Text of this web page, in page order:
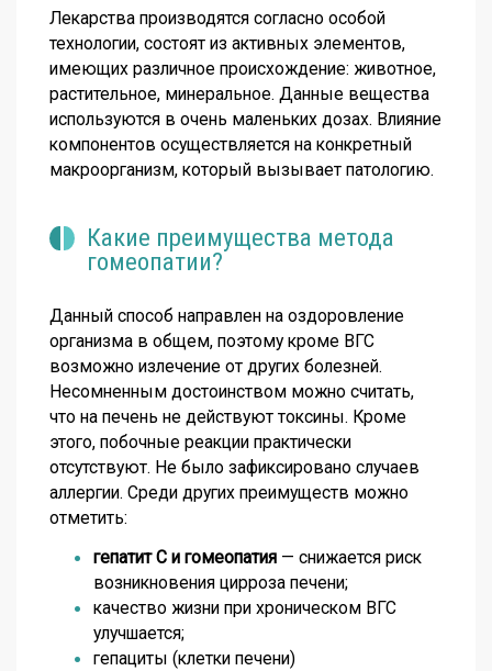
Лекарства производятся согласно особой
технологии, состоят из активных элементов,
имеющих различное происхождение: животное,
растительное, минеральное. Данные вещества
используются в очень маленьких дозах. Влияние
компонентов осуществляется на конкретный
макроорганизм, который вызывает патологию.
Какие преимущества метода
гомеопатии?
Данный способ направлен на оздоровление
организма в общем, поэтому кроме ВГС
возможно излечение от других болезней.
Несомненным достоинством можно считать,
что на печень не действуют токсины. Кроме
этого, побочные реакции практически
отсутствуют. Не было зафиксировано случаев
аллергии. Среди других преимуществ можно
отметить:
гепатит С и гомеопатия — снижается риск
возникновения цирроза печени;
качество жизни при хроническом ВГС
улучшается;
гепациты (клетки печени)